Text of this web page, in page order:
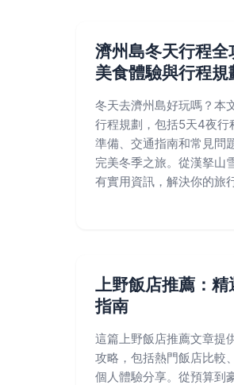
濟州島冬天行程全
美食體驗與行程規
冬天去濟州島好玩嗎？本
行程規劃，包括5天4夜行
準備、交通指南和常見問
完美冬季之旅。從漢拏山
有實用資訊，解決你的旅
上野飯店推薦：精
指南
這篇上野飯店推薦文章提
攻略，包括熱門飯店比較
個人體驗分享。從預算到